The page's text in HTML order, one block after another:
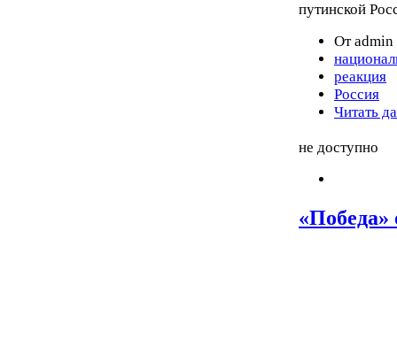
путинской
От admin
реакция
Россия
Читать
не доступно
«Победа»